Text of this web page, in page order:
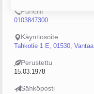
Puhelin
0103847300
Käyntiosoite
Tahkotie 1 E, 01530, Vantaa
Perustettu
15.03.1978
Sähköposti